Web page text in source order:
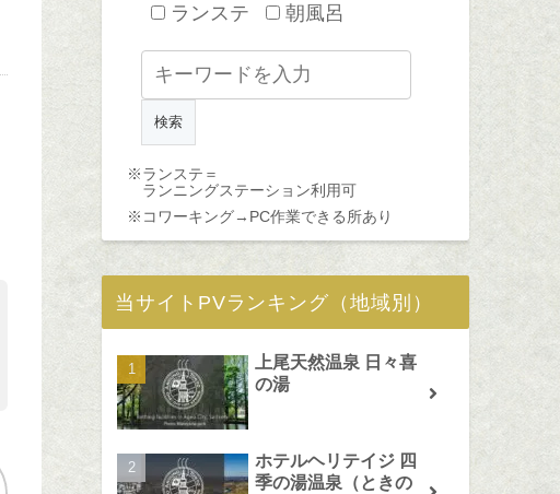
ランステ
朝風呂
※ランステ＝
ランニングステーション利用可
※コワーキング→ PC作業できる所あり
当サイトPVランキング（地域別）
上尾天然温泉 日々喜
の湯
ホテルヘリテイジ 四
季の湯温泉（ときの